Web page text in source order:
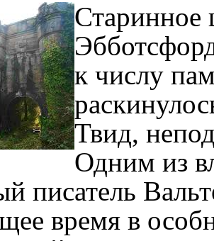
Старинное
к числу
Твид,
Одним из
писатель
время в